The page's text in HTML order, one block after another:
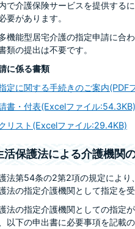
で介護保険サービスを提供する
要があります。
機能型居宅介護の指定申請に合
類の提出は不要です。
に係る書類
定に関する手続きのご案内(PDF
書・付表(Excelファイル:54.3KB)
リスト(Excelファイル:29.4KB)
活保護法による介護機関
法第54条の2第2項の規定により
法の指定介護機関として指定を
法の指定介護機関としての指定
以下の申出書に必要事項を記載